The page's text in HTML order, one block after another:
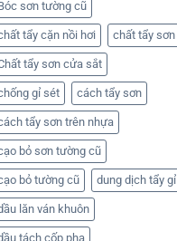
sơn tường cũ
tẩy cặn nồi hơi chất tẩy sơn
tẩy sơn cửa sắt
gỉ sét cách tẩy sơn
tẩy sơn trên nhựa
bỏ sơn tường cũ
bỏ tường cũ dung dịch tẩy gỉ
lăn ván khuôn
tách cốp pha